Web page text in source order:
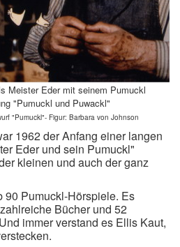
Meister Eder mit seinem Pumuckl
"Pumuckl und Puwackl"
"Pumuckl"- Figur: Barbara von Johnson
1962 der Anfang einer langen
Eder und sein Pumuckl"
kleinen und auch der ganz
Pumuckl-Hörspiele. Es
Bücher und 52
immer verstand es Ellis Kaut,